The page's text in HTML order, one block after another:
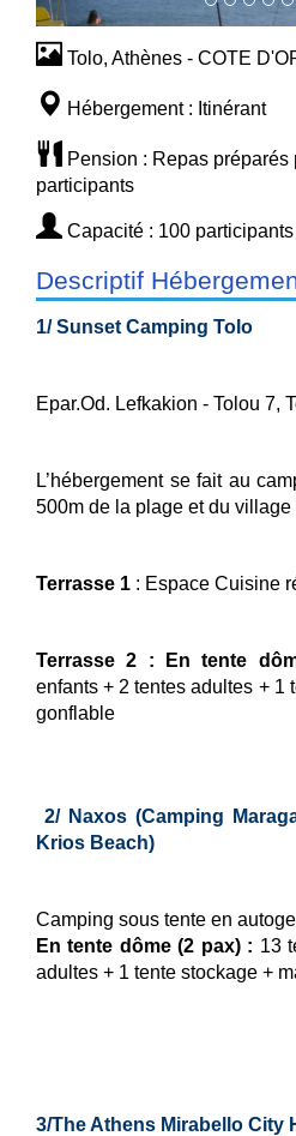
Tolo, Athènes - COTE
Hébergement : Itinérant
Pension : Repas
participants
Capacité : 100 participants
Descriptif
1/ Sunset Camping Tolo
Epar.Od. Lefkakion - Tolou 7,
L’hébergement se fait au
500m de la plage et du village
Terrasse 1 : Espace Cuisine
Terrasse 2 : En tente
enfants + 2 tentes adultes + 1
gonflable
2/ Naxos (Camping
Krios Beach)
Camping sous tente en
En tente dôme (2 pax) : 13
adultes + 1 tente stockage +
3/The Athens Mirabello City